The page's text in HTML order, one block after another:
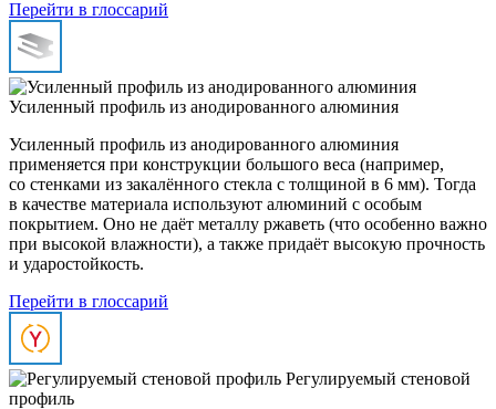
Перейти в глоссарий
Усиленный профиль из анодированного алюминия
Усиленный профиль из анодированного алюминия
применяется при конструкции большого веса (например,
со стенками из закалённого стекла с толщиной в 6 мм). Тогда
в качестве материала используют алюминий с особым
покрытием. Оно не даёт металлу ржаветь (что особенно важно
при высокой влажности), а также придаёт высокую прочность
и ударостойкость.
Перейти в глоссарий
Регулируемый стеновой
профиль